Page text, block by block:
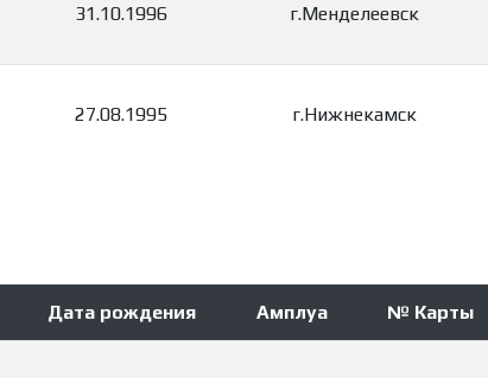
31.10.1996 г.Менделеевск
27.08.1995 г.Нижнекамск
Дата рождения Амплуа № Карты